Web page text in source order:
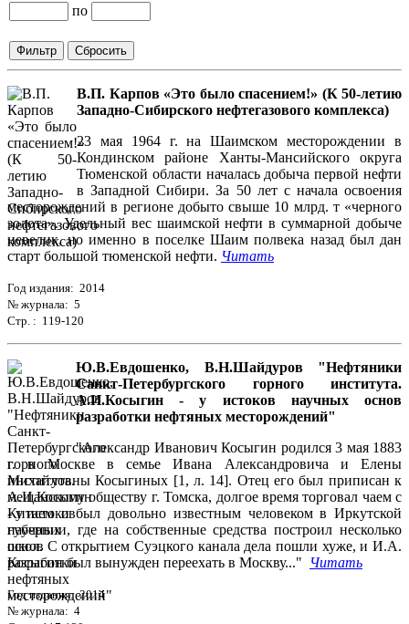
по
В.П. Карпов «Это было спасением!» (К 50-летию
Западно-Сибирского нефтегазового комплекса)
23 мая 1964 г. на Шаимском месторождении в
Кондинском районе Ханты-Мансийского округа
Тюменской области началась добыча первой нефти
в Западной Сибири. За 50 лет с начала освоения
месторождений в регионе добыто свыше 10 млрд. т «черного
золота». Удельный вес шаимской нефти в суммарной добыче
невелик, но именно в поселке Шаим полвека назад был дан
старт большой тюменской нефти. Читать
Год издания: 2014
№ журнала: 5
Стр. : 119-120
Ю.В.Евдошенко, В.Н.Шайдуров "Нефтяники
Санкт-Петербургского горного института.
А.И.Косыгин - у истоков научных основ
разработки нефтяных месторождений"
"Александр Иванович Косыгин родился 3 мая 1883
г. в Москве в семье Ивана Александровича и Елены
Михайловны Косыгиных [1, л. 14]. Отец его был приписан к
мещанскому обществу г. Томска, долгое время торговал чаем с
Китаем и был довольно известным человеком в Иркутской
губернии, где на собственные средства построил несколько
школ. С открытием Суэцкого канала дела пошли хуже, и И.А.
Косыгин был вынужден переехать в Москву..." Читать
Год издания: 2014
№ журнала: 4